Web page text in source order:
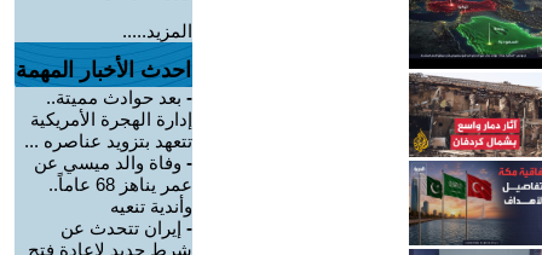
المزيد.....
احدث الأخبار المهمة
- بعد حوادث مميتة..
إدارة الهجرة الأمريكية
تتعهد بتزويد عناصره ...
- وفاة والد ميسي عن
عمر يناهز 68 عاماً..
وأندية تنعيه
- إيران تتحدث عن
شرط جديد لإعادة فتح